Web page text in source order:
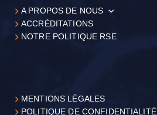
A PROPOS DE NOUS
ACCRÉDITATIONS
NOTRE POLITIQUE RSE
MENTIONS LÉGALES
POLITIQUE DE CONFIDENTIALITÉ